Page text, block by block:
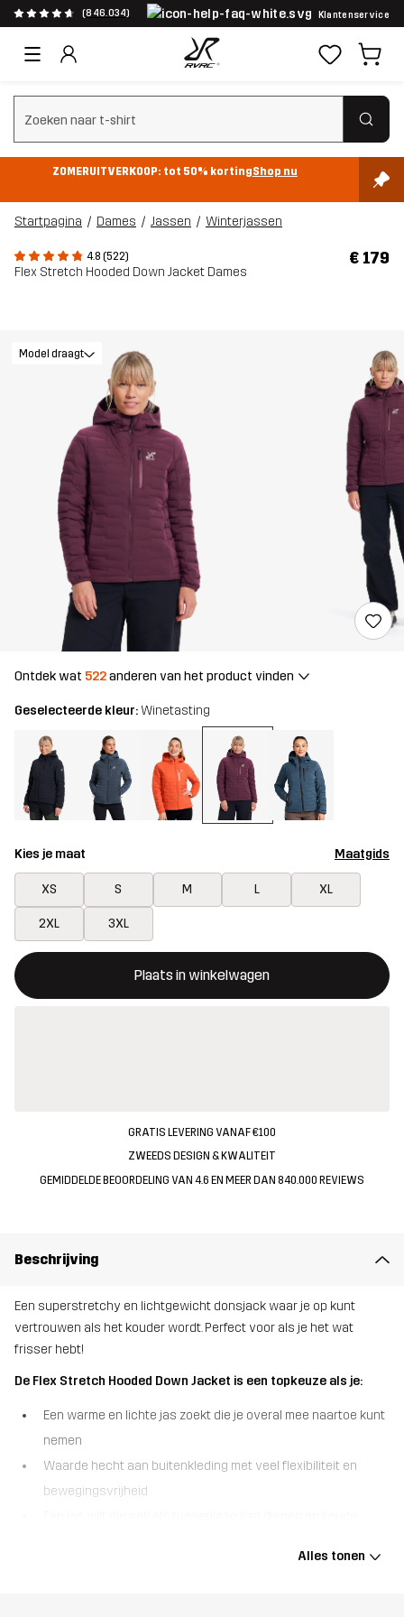
(846.034) Klantenservice
Zoeken wissen
ZOMERUITVERKOOP: tot 50% kortingShop nu
Startpagina Dames Jassen Winterjassen
4.8 (522)
Flex Stretch Hooded Down Jacket Dames
€ 179
Model draagt
Ontdek wat 522anderen van het product vinden
Geselecteerde kleur: Winetasting
Kies je maat Maatgids
XS S M L XL
2XL 3XL
Plaats in winkelwagen
Deze knop opent een modal met de bevestiging van een
{{size}} niet beschikbaar
GRATIS LEVERING VANAF €100
ZWEEDS DESIGN & KWALITEIT
GEMIDDELDE BEOORDELING VAN 4.6 EN MEER DAN 840.000 REVIEWS
Beschrijving
Een superstretchy en lichtgewicht donsjack waar je op kunt
vertrouwen als het kouder wordt. Perfect voor als je het wat
frisser hebt!
De Flex Stretch Hooded Down Jacket is een topkeuze als je:
Een warme en lichte jas zoekt die je overal mee naartoe kunt
nemen
Waarde hecht aan buitenkleding met veel flexibiliteit en
bewegingsvrijheid
Alles tonen